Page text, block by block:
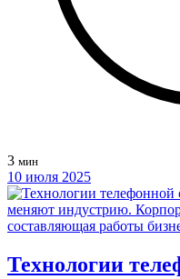
3 мин
10 июля 2025
Технологии